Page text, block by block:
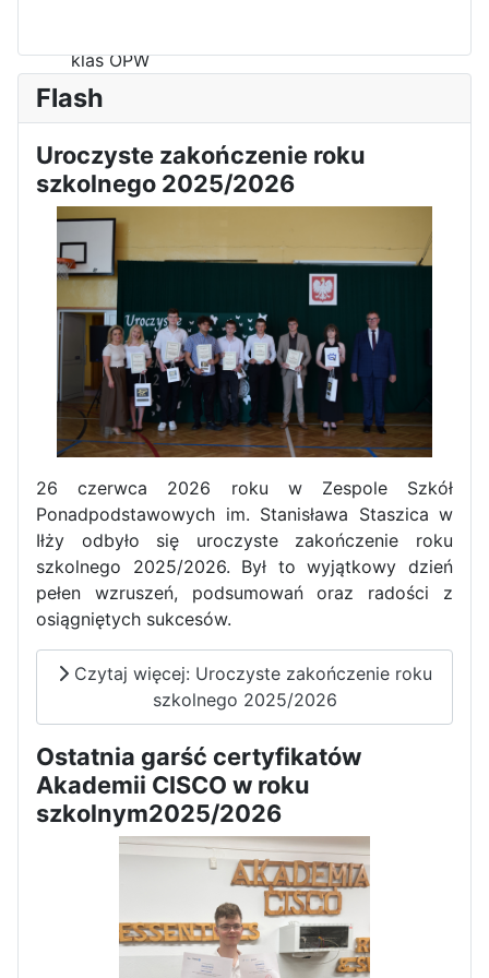
klas OPW
Apel z okazji 235-tej rocznicy
uchwalenia Konstytucji 3 Maja
Dni Otwarte w „Staszicu” za
nami
Informatycy zapraszają do
Staszica w Iłży!
Zakończenie roku maturzystów
Flash
Uroczyste zakończenie roku
szkolnego 2025/2026
26 czerwca 2026 roku w Zespole Szkół
Ponadpodstawowych im. Stanisława Staszica w
Iłży odbyło się uroczyste zakończenie roku
szkolnego 2025/2026. Był to wyjątkowy dzień
pełen wzruszeń, podsumowań oraz radości z
osiągniętych sukcesów.
Czytaj więcej: Uroczyste zakończenie roku
szkolnego 2025/2026
Ostatnia garść certyfikatów
Akademii CISCO w roku
szkolnym2025/2026